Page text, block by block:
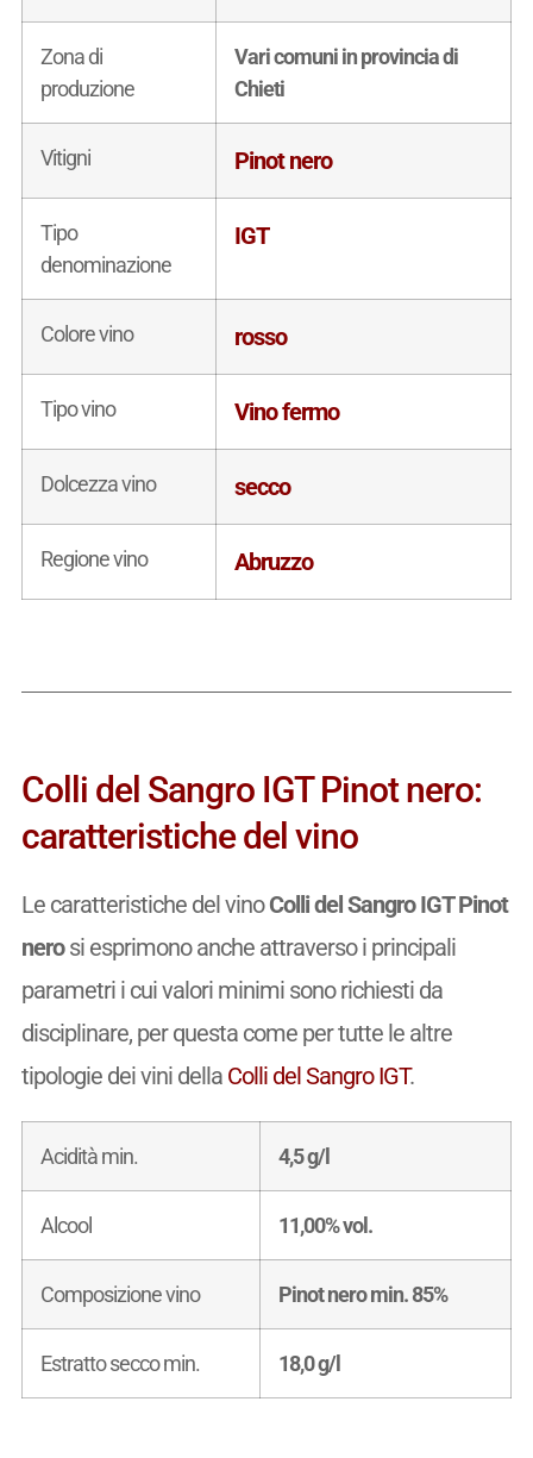
Zona di
produzione
Vari comuni in provincia di
Chieti
Vitigni Pinot nero
Tipo
denominazione
IGT
Colore vino rosso
Tipo vino Vino fermo
Dolcezza vino secco
Regione vino Abruzzo
Colli del Sangro IGT Pinot nero:
caratteristiche del vino
Le caratteristiche del vinoColli del Sangro IGT Pinot
nerosi esprimono anche attraverso i principali
parametri i cui valori minimi sono richiesti da
disciplinare, per questa come per tutte le altre
tipologie dei vini della Colli del Sangro IGT.
Acidità min. 4,5 g/l
Alcool 11,00% vol.
Composizione vino Pinot nero min. 85%
Estratto secco min. 18,0 g/l